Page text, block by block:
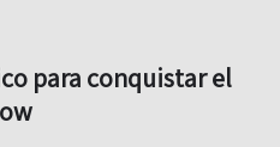
para conquistar el